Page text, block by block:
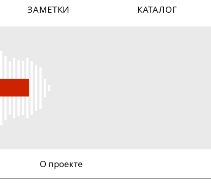
ЗАМЕТКИ КАТАЛОГ
О проекте